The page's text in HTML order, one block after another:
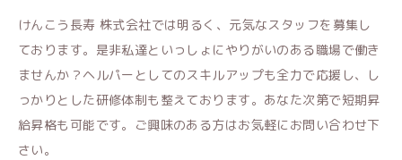
けんこう長寿 株式会社では明るく、元気なスタッフを募集し
ております。是非私達といっしょにやりがいのある職場で働き
ませんか？ ヘルパーとしてのスキルアップも全力で応援し、し
っかりとした研修体制も整えております。あなた次第で短期昇
給昇格も可能です。
ご興味のある方はお気軽にお問い合わせ下
さい。